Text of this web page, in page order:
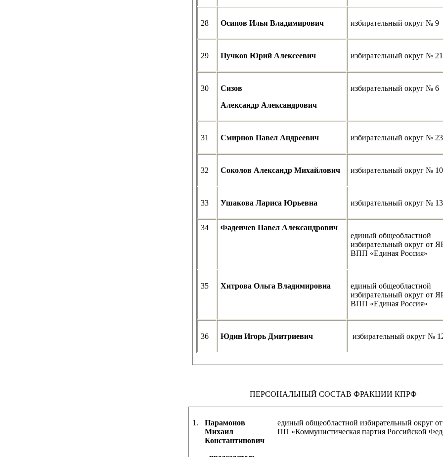
28 Осипов Илья Владимирович избирательный округ № 9
29 Пучков Юрий Алексеевич избирательный округ № 21
30
Сизов
Александр Александрович
избирательный округ № 6
31 Смирнов Павел Андреевич избирательный округ № 23
32 Соколов Александр Михайлович избирательный округ № 10
33 Ушакова Лариса Юрьевна избирательный округ № 13
34
Фадеичев Павел Александрович
единый общеобластной
избирательный округ от
ВПП «Единая Россия»
35 Хитрова Ольга Владимировна
единый общеобластной
избирательный округ от
ВПП «Единая Россия»
36 Юдин Игорь Дмитриевич избирательный округ №
ПЕРСОНАЛЬНЫЙ СОСТАВ ФРАКЦИИ КПРФ
1.
Парамонов
Михаил
Константинович
единый общеобластной избирательный округ
ПП «Коммунистическая партия Российской